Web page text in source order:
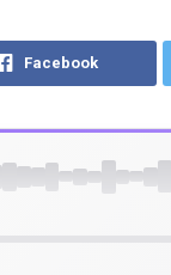
Facebook